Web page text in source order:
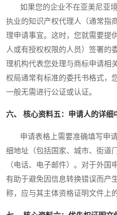
如果您的企业不在亚美尼亚境
执业的知识产权代理人（通常指
理申请事宜。这时，您就需要提
人或有授权权限的人员）签署的
理机构代表您处理与商标申请相
权局通常有标准的委托书格式，
一般无需进行公证或认证。
六、 核心资料五：申请人的详细
申请表格上需要准确填写申请
细地址（包括国家、城市、街道
（电话、电子邮件）。对于外国
有助于避免因信息转换错误而产
称，应与其主体资格证明文件上